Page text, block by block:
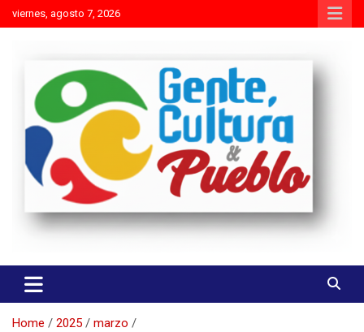
Skip
to
viernes, agosto 7, 2026
Gente Cultura y Pueblo
Home 2025
marzo